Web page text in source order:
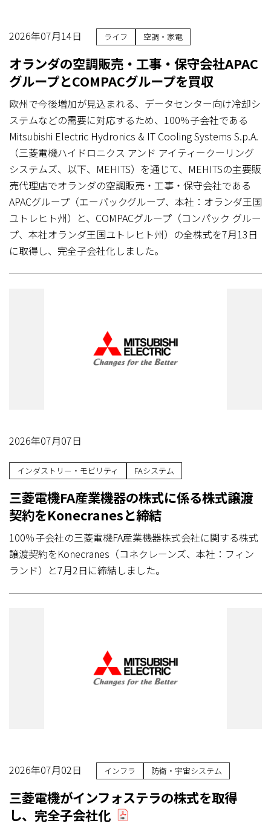
2026年07月14日 ライフ 空調・家電
オランダの空調販売・工事・保守会社APAC
グループとCOMPACグループを買収
欧州で今後増加が見込まれる、データセンター向け冷却シ
ステムなどの需要に対応するため、100％子会社である
Mitsubishi Electric Hydronics & IT Cooling Systems S.p.A.
（三菱電機ハイドロニクス アンド アイティークーリング
システムズ、以下、MEHITS）を通じて、MEHITSの主要販
売代理店でオランダの空調販売・工事・保守会社である
APACグループ（エーパックグループ、本社：オランダ王国
ユトレヒト州）と、COMPACグループ（コンパック グルー
プ、本社オランダ王国ユトレヒト州）の全株式を7月13日
に取得し、完全子会社化しました。
2026年07月07日
インダストリー・モビリティ FAシステム
三菱電機FA産業機器の株式に係る株式譲渡
契約をKonecranesと締結
100％子会社の三菱電機FA産業機器株式会社に関する株式
譲渡契約をKonecranes（コネクレーンズ、本社：フィン
ランド）と7月2日に締結しました。
2026年07月02日 インフラ 防衛・宇宙システム
三菱電機がインフォステラの株式を取得
し、完全子会社化